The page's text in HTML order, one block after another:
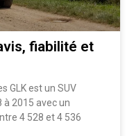
fiabilité et
GLK est un SUV
2015 avec un
4 528 et 4 536